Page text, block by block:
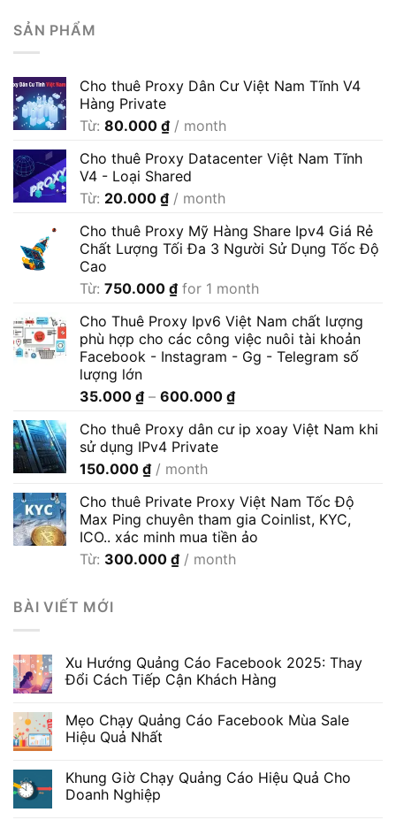
SẢN PHẨM
Cho thuê Proxy Dân Cư Việt Nam Tĩnh V4
Hàng Private
Từ: 80.000 ₫ / month
Cho thuê Proxy Datacenter Việt Nam Tĩnh
V4 - Loại Shared
Từ: 20.000 ₫ / month
Cho thuê Proxy Mỹ Hàng Share Ipv4 Giá Rẻ
Chất Lượng Tối Đa 3 Người Sử Dụng Tốc Độ
Cao
Từ: 750.000 ₫ for 1 month
Cho Thuê Proxy Ipv6 Việt Nam chất lượng
phù hợp cho các công việc nuôi tài khoản
Facebook - Instagram - Gg - Telegram số
lượng lớn
35.000 ₫ – 600.000 ₫Khoảng
từ
Cho thuê Proxy dân cư ip xoay Việt Nam khi
sử dụng IPv4 Private
150.000 ₫ / month
Cho thuê Private Proxy Việt Nam Tốc Độ
Max Ping chuyên tham gia Coinlist, KYC,
ICO.. xác minh mua tiền ảo
Từ: 300.000 ₫ / month
BÀI VIẾT MỚI
Xu Hướng Quảng Cáo Facebook 2025: Thay
Đổi Cách Tiếp Cận Khách Hàng
Mẹo Chạy Quảng Cáo Facebook Mùa Sale
Hiệu Quả Nhất
Khung Giờ Chạy Quảng Cáo Hiệu Quả Cho
Doanh Nghiệp